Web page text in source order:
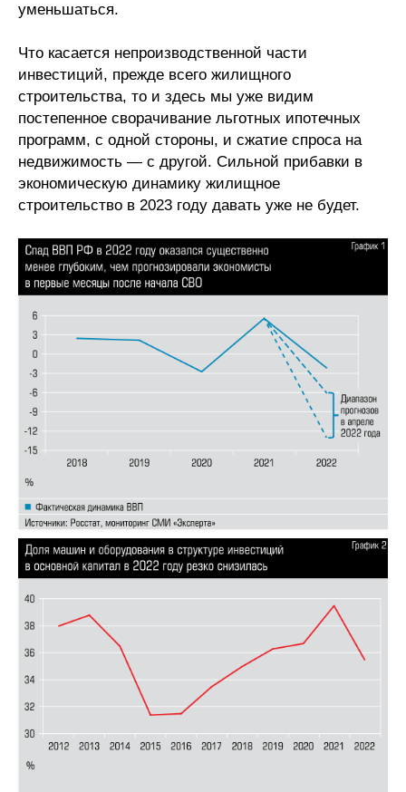
уменьшаться.
Что касается непроизводственной части
инвестиций, прежде всего жилищного
строительства, то и здесь мы уже видим
постепенное сворачивание льготных ипотечных
программ, с одной стороны, и сжатие спроса на
недвижимость — с другой. Сильной прибавки в
экономическую динамику жилищное
строительство в 2023 году давать уже не будет.